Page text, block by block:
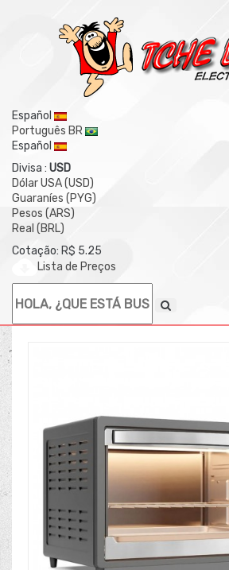
Español
Português BR
Español
Divisa : USD
Dólar USA (USD)
Guaraníes (PYG)
Pesos (ARS)
Real (BRL)
Cotação: R$ 5.25
Lista de Preços